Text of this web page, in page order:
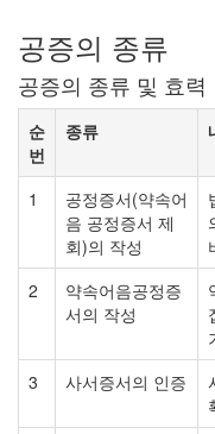
공증의 종류
공증의 종류 및 효력
순
번
종류
1
공정증서(약속어
음 공정증서 제
회)의 작성
2
약속어음공정증
서의 작성
3 사서증서의 인증